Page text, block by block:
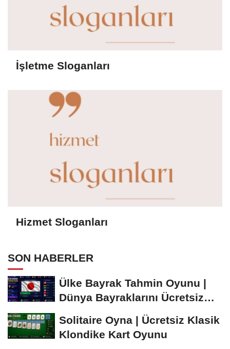
İşletme Sloganları
Hizmet Sloganları
SON HABERLER
Ülke Bayrak Tahmin Oyunu |
Dünya Bayraklarını Ücretsiz
Solitaire Oyna | Ücretsiz Klasik
Klondike Kart Oyunu